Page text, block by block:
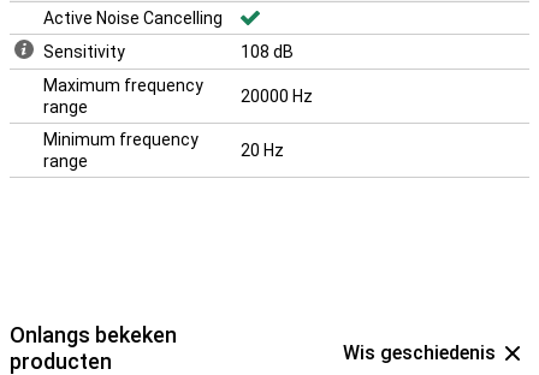
Active Noise Cancelling
Sensitivity
108 dB
Maximum frequency
range
20000 Hz
Minimum frequency
range
20 Hz
Onlangs bekeken
producten
Wis geschiedenis